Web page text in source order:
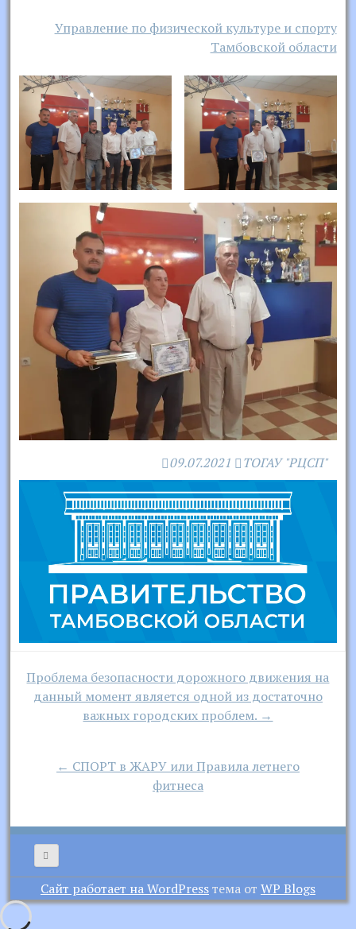
Управление по физической культуре и спорту
Тамбовской области
09.07.2021 ТОГАУ "РЦСП"
Навигация
Проблема безопасности дорожного движения на
данный момент является одной из достаточно
важных городских проблем. →
← СПОРТ в ЖАРУ или Правила летнего
фитнеса
Сайт работает на WordPressтема от WP Blogs